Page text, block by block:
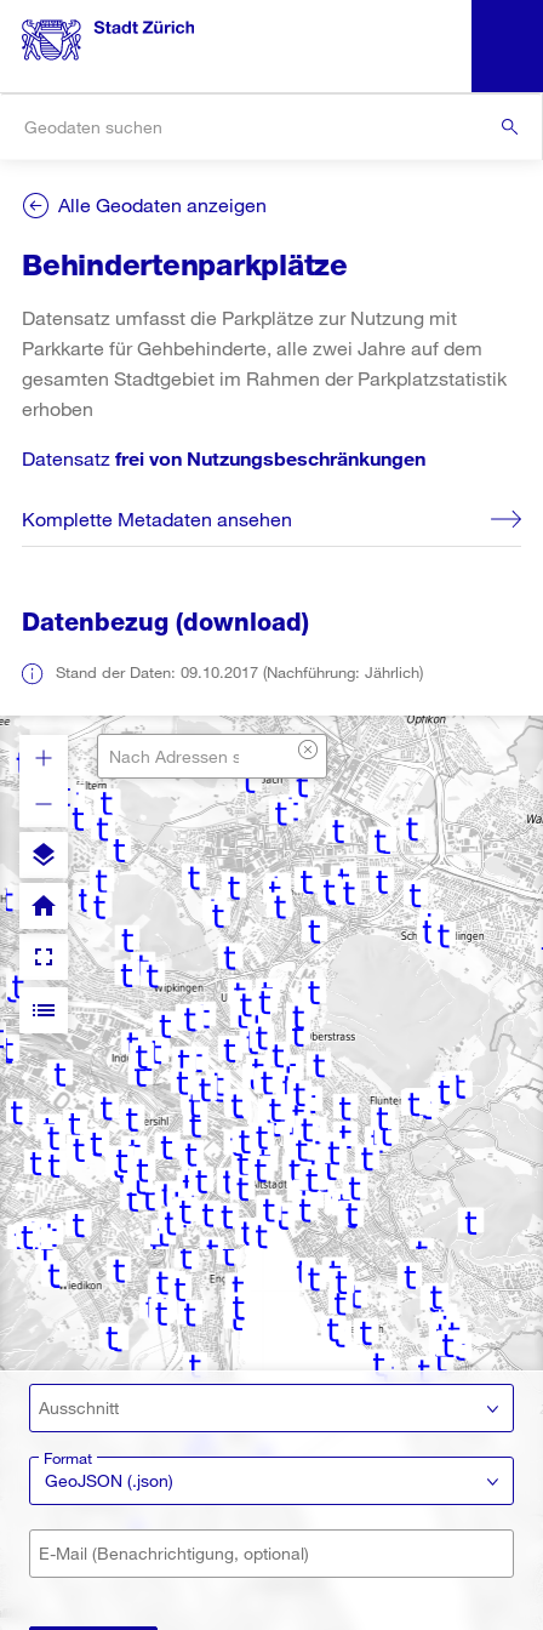
Alle Geodaten anzeigen
Behindertenparkplätze
Datensatz umfasst die Parkplätze zur Nutzung mit
Parkkarte für Gehbehinderte, alle zwei Jahre auf dem
gesamten Stadtgebiet im Rahmen der Parkplatzstatistik
erhoben
Datensatz frei von Nutzungsbeschränkungen
Komplette Metadaten ansehen
Datenbezug (download)
Stand der Daten: 09.10.2017 (Nachführung: Jährlich)
layers
fullscreen
home
list
Ausschnitt
Format
GeoJSON (.json)
E-Mail (Benachrichtigung, optional)